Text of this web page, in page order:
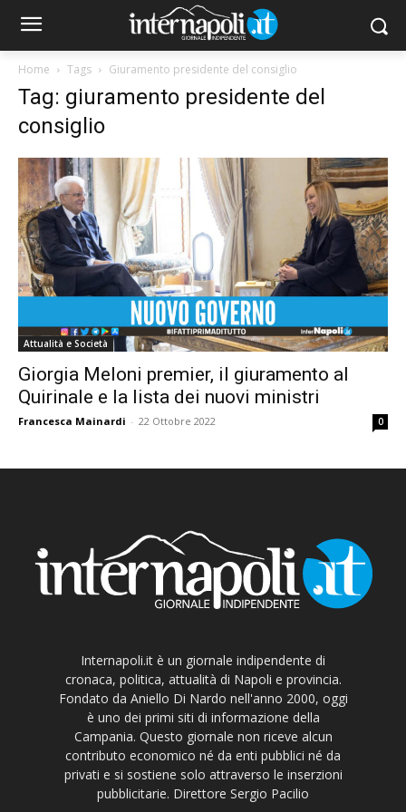
Home Tags Giuramento presidente del consiglio
Tag: giuramento presidente del
consiglio
Attualità e Società
Giorgia Meloni premier, il giuramento al
Quirinale e la lista dei nuovi ministri
Francesca Mainardi - 22 Ottobre 2022 0
Internapoli.it è un giornale indipendente di
cronaca, politica, attualità di Napoli e provincia.
Fondato da Aniello Di Nardo nell'anno 2000, oggi
è uno dei primi siti di informazione della
Campania. Questo giornale non riceve alcun
contributo economico né da enti pubblici né da
privati e si sostiene solo attraverso le inserzioni
pubblicitarie. Direttore Sergio Pacilio